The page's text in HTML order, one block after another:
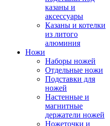
казаны и
аксессуары
Казаны и котелки
из литого
алюминия
Ножи
Наборы ножей
Отдельные ножи
Подставки для
ножей
Настенные и
магнитные
держатели ножей
Ножеточки и